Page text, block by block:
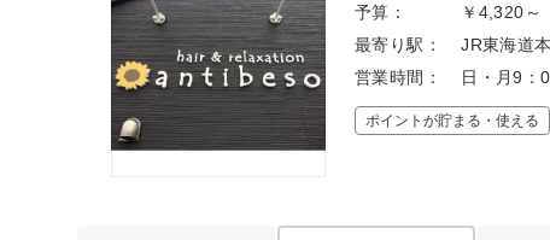
予算：
￥4,320～
最寄り駅：
JR東海道
営業時間：
日・月9
ポイントが貯まる・使える